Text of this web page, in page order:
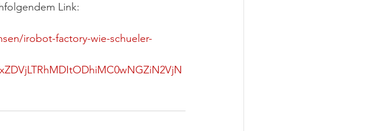
Link:
irobot-factory-wie-schueler-